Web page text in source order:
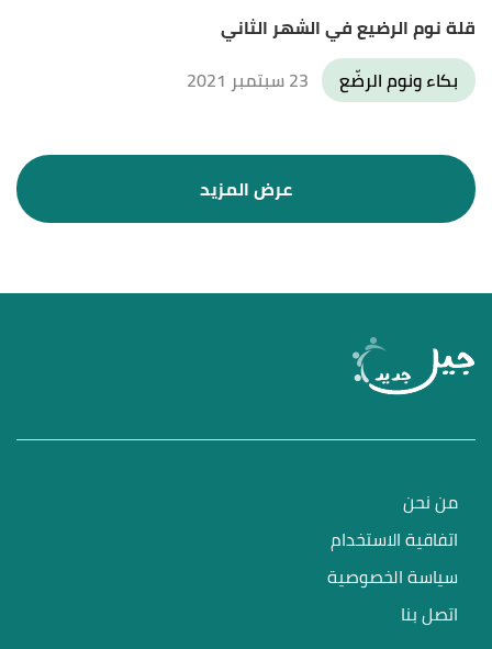
قلة نوم الرضيع في الشهر الثاني
بكاء ونوم الرضّع
23 سبتمبر 2021
من نحن
اتفاقية الاستخدام
سياسة الخصوصية
اتصل بنا